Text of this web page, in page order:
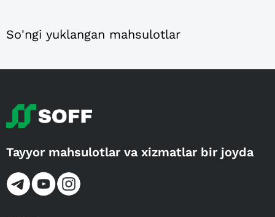
So'ngi yuklangan mahsulotlar
Tayyor mahsulotlar va xizmatlar bir joyda